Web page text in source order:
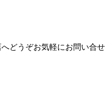
どうぞお気軽にお問い合せ